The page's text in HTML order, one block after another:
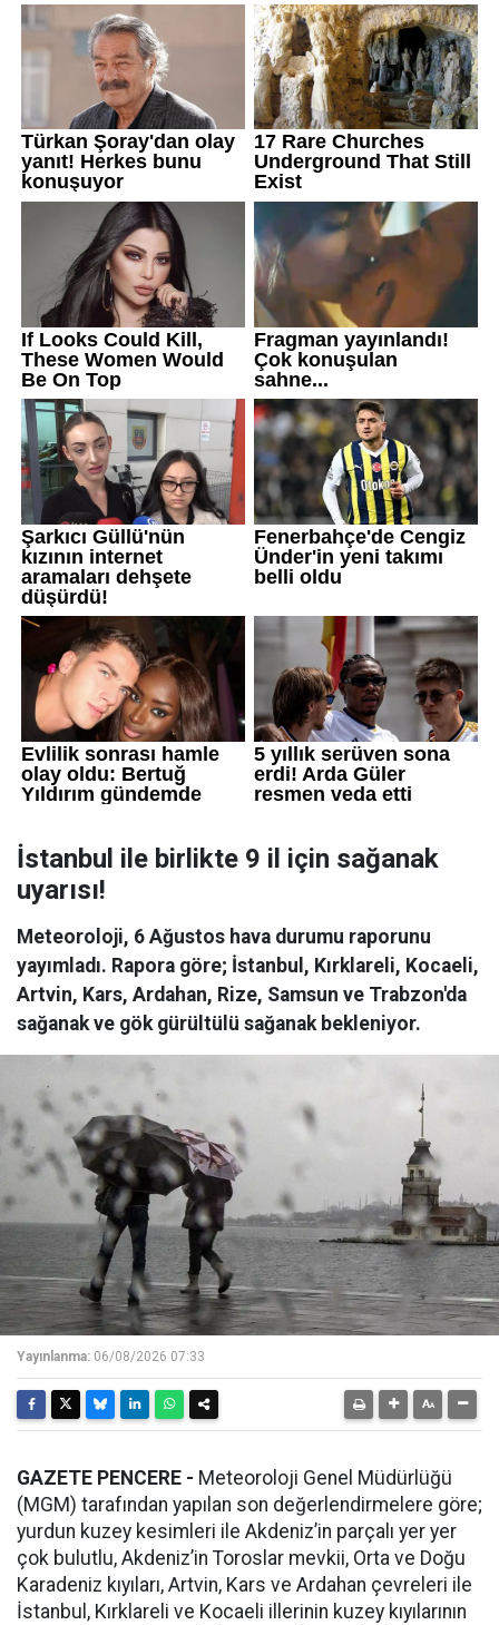
İstanbul ile birlikte 9 il için sağanak
uyarısı!
Meteoroloji, 6 Ağustos hava durumu raporunu
yayımladı. Rapora göre; İstanbul, Kırklareli, Kocaeli,
Artvin, Kars, Ardahan, Rize, Samsun ve Trabzon'da
sağanak ve gök gürültülü sağanak bekleniyor.
Yayınlanma: 06/08/2026 07:33
GAZETE PENCERE - Meteoroloji Genel Müdürlüğü
(MGM) tarafından yapılan son değerlendirmelere göre;
yurdun kuzey kesimleri ile Akdeniz’in parçalı yer yer
çok bulutlu, Akdeniz’in Toroslar mevkii, Orta ve Doğu
Karadeniz kıyıları, Artvin, Kars ve Ardahan çevreleri ile
İstanbul, Kırklareli ve Kocaeli illerinin kuzey kıyılarının